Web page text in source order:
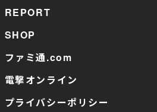
REPORT
SHOP
ファミ通.com
電撃オンライン
プライバシーポリシー